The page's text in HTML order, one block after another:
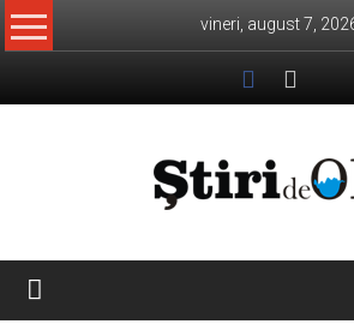
Skip
to
vineri, august 7,
Știri
de